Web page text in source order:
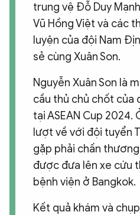
trung vệ Đỗ Duy
Vũ Hồng Việt và các
luyện của đội Nam
sẻ cùng Xuân Son.
Nguyễn Xuân Son là
cầu thủ chủ chốt của
tại ASEAN Cup 2024.
lượt về với đội tuyển
gặp phải chấn
được đưa lên xe cứu
bệnh viện ở Bangkok.
Kết quả khám và